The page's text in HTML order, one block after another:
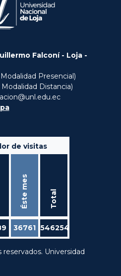
Falconí - Loja -
Presencial)
Distancia)
de visitas
Éste mes Total
36761 546254
Universidad